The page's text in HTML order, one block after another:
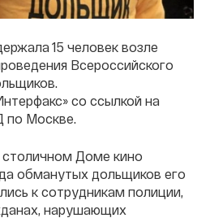
15 человек возле
Всероссийского
со ссылкой на
Москве.
столичном Доме кино
обманутых дольщиков его
к сотрудникам полиции,
нарушающих